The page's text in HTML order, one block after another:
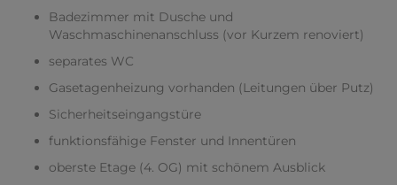
Badezimmer mit Dusche und
Waschmaschinenanschluss (vor Kurzem renoviert)
separates WC
Gasetagenheizung vorhanden (Leitungen über Putz)
Sicherheitseingangstüre
funktionsfähige Fenster und Innentüren
oberste Etage (4. OG) mit schönem Ausblick